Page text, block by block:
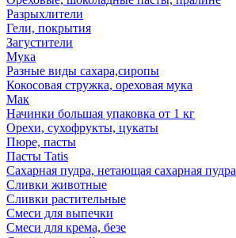
Разрыхлители
Гели, покрытия
Загустители
Мука
Разные виды сахара,сиропы
Кокосовая стружка, ореховая мука
Мак
Начинки большая упаковка от 1 кг
Орехи, сухофрукты, цукаты
Пюре, пасты
Пасты Tatis
Сахарная пудра, нетающая сахарная пудра
Сливки животные
Сливки растительные
Смеси для выпечки
Смеси для крема, безе